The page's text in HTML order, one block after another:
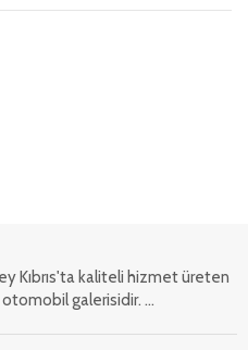
Kıbrıs'ta kaliteli hizmet üreten
galerisidir. ...